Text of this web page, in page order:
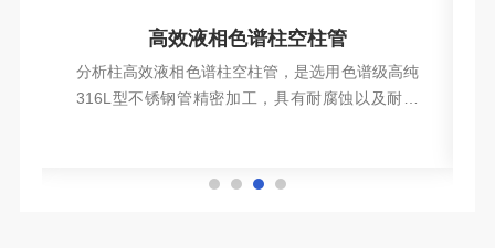
高效液相色谱柱空柱管
分析柱高效液相色谱柱空柱管，是选用色谱级高纯
316L型不锈钢管精密加工，具有耐腐蚀以及耐高